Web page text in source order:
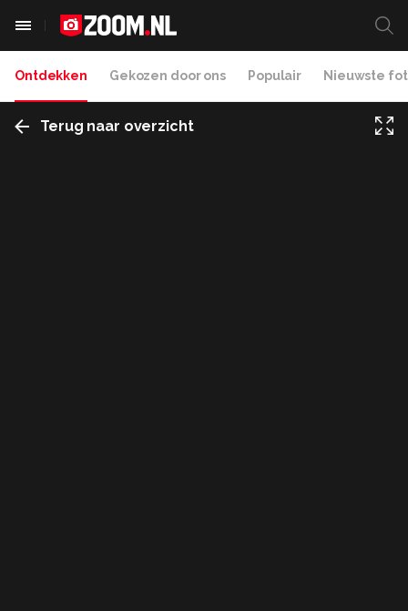
Ontdekken Gekozen door ons Populair Nieuwste
Terug naar overzicht